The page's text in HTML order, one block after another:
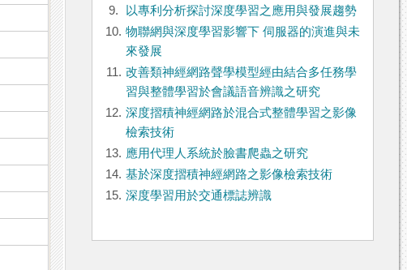
9.
以專利分析探討深度學習之應用與發展趨勢
10. 物聯網與深度學習影響下 伺服器的演進與未
來發展
11. 改善類神經網路聲學模型經由結合多任務學
習與整體學習於會議語音辨識之研究
12. 深度摺積神經網路於混合式整體學習之影像
檢索技術
13. 應用代理人系統於臉書爬蟲之研究
14. 基於深度摺積神經網路之影像檢索技術
15. 深度學習用於交通標誌辨識